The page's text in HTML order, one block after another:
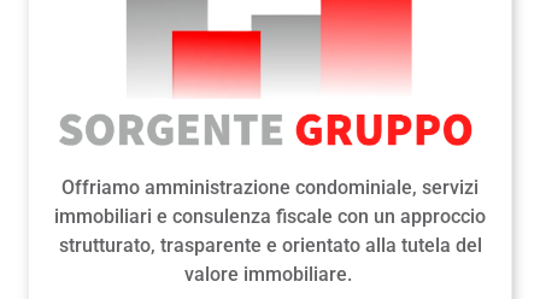
Offriamo amministrazione condominiale, servizi
immobiliari e consulenza fiscale con un approccio
strutturato, trasparente e orientato alla tutela del
valore immobiliare.